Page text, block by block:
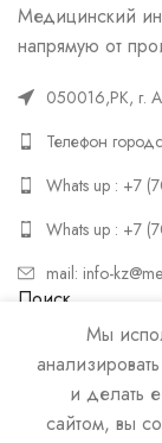
Медицинский
напрямую от
050016,РК, г.
Телефон
Whats up : +7
Whats up : +7
mail: info-
Поиск
Мы
и делать
сайтом, вы